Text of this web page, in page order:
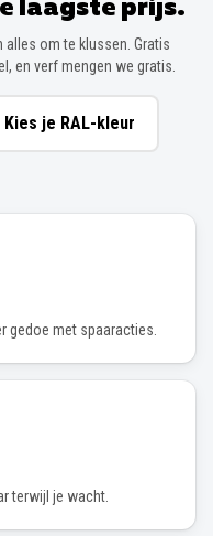
laagste prijs.
alles om te klussen. Gratis
en verf mengen we gratis.
Kies je RAL-kleur
gedoe met spaaracties.
terwijl je wacht.